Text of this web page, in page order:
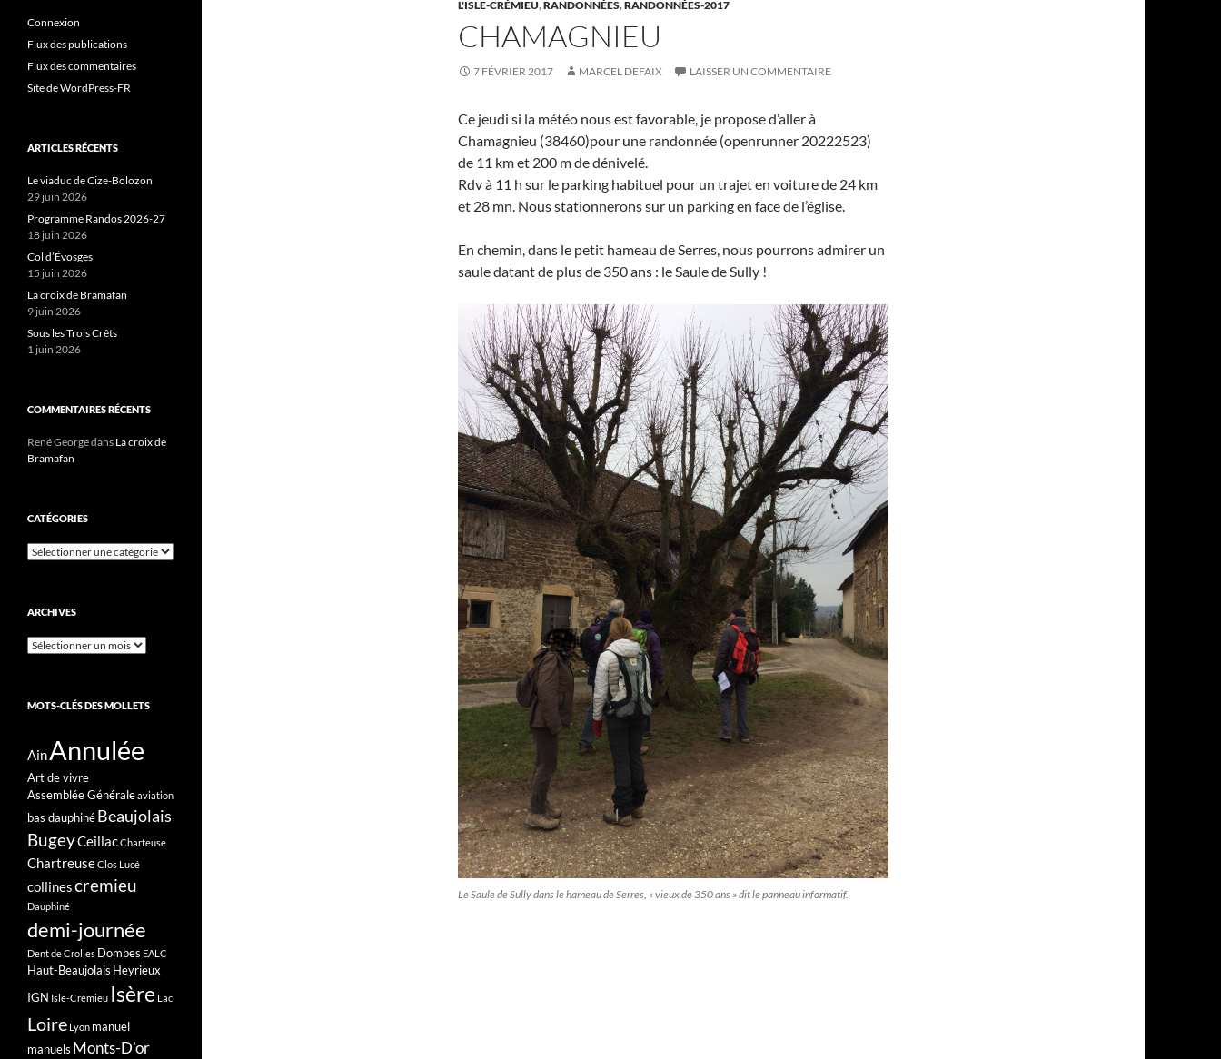
L'ISLE-CRÉMIEU,RANDONNÉES,RANDONNÉES-2017
CHAMAGNIEU
7 FÉVRIER 2017 MARCEL DEFAIX LAISSER UN COMMENTAIRE
Ce jeudi si la météo nous est favorable, je propose d’aller à
Chamagnieu (38460)pour une randonnée (openrunner 20222523)
de 11 km et 200 m de dénivelé.
Rdv à 11 h sur le parking habituel pour un trajet en voiture de 24 km
et 28 mn. Nous stationnerons sur un parking en face de l’église.
En chemin, dans le petit hameau de Serres, nous pourrons admirer un
saule datant de plus de 350 ans : le Saule de Sully !
Le Saule de Sully dans le hameau de Serres, « vieux de 350 ans » dit le panneau informatif.
Connexion
Flux des publications
Flux des commentaires
Site de WordPress-FR
ARTICLES RÉCENTS
Le viaduc de Cize-Bolozon
29 juin 2026
Programme Randos 2026-27
18 juin 2026
Col d’Évosges
15 juin 2026
La croix de Bramafan
9 juin 2026
Sous les Trois Crêts
1 juin 2026
COMMENTAIRES RÉCENTS
René Georgedans La croix de
Bramafan
CATÉGORIES
Catégories
ARCHIVES
Archives
MOTS-CLÉS DES MOLLETS
AinAnnulée
Art de vivre
Assemblée Généraleaviation
bas dauphinéBeaujolais
BugeyCeillacCharteuse
ChartreuseClos Lucé
collinescremieu
Dauphiné
demi-journée
Dent de Crolles Dombes EALC
Haut-Beaujolais Heyrieux
IGN Isle-Crémieu Isère Lac
Loire Lyon manuel
manuels Monts-D'or